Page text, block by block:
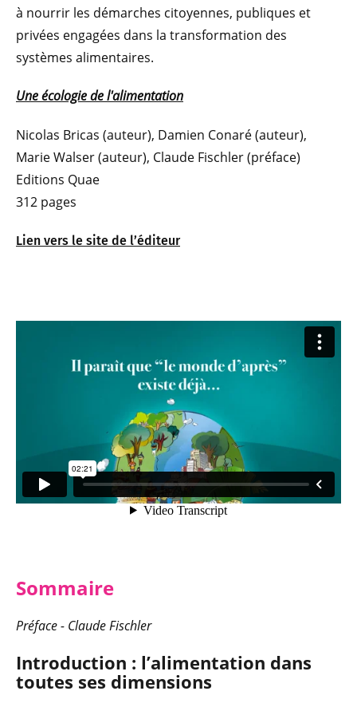
à nourrir les démarches citoyennes, publiques et
privées engagées dans la transformation des
systèmes alimentaires.
Une écologie de l'alimentation
Nicolas Bricas (auteur), Damien Conaré (auteur),
Marie Walser (auteur), Claude Fischler (préface)
Editions Quae
312 pages
Lien vers le site de l’éditeur
Sommaire
Préface - Claude Fischler
Introduction : l’alimentation dans
toutes ses dimensions